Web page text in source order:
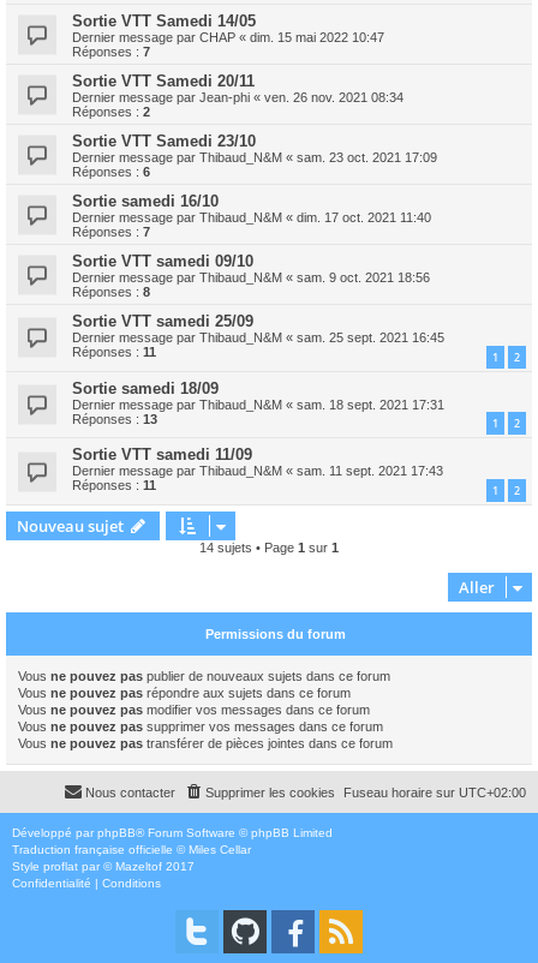
Sortie VTT Samedi 14/05
Dernier message par CHAP « dim. 15 mai 2022 10:47
Réponses : 7
Sortie VTT Samedi 20/11
Dernier message par Jean-phi « ven. 26 nov. 2021 08:34
Réponses : 2
Sortie VTT Samedi 23/10
Dernier message par Thibaud_N&M « sam. 23 oct. 2021 17:09
Réponses : 6
Sortie samedi 16/10
Dernier message par Thibaud_N&M « dim. 17 oct. 2021 11:40
Réponses : 7
Sortie VTT samedi 09/10
Dernier message par Thibaud_N&M « sam. 9 oct. 2021 18:56
Réponses : 8
Sortie VTT samedi 25/09
Dernier message par Thibaud_N&M « sam. 25 sept. 2021 16:45
Réponses : 11 1 2
Sortie samedi 18/09
Dernier message par Thibaud_N&M « sam. 18 sept. 2021 17:31
Réponses : 13 1 2
Sortie VTT samedi 11/09
Dernier message par Thibaud_N&M « sam. 11 sept. 2021 17:43
Réponses : 11 1 2
Nouveau sujet
14 sujets • Page 1 sur 1
Aller
Permissions du forum
Vous ne pouvez pas publier de nouveaux sujets dans ce forum
Vous ne pouvez pas répondre aux sujets dans ce forum
Vous ne pouvez pas modifier vos messages dans ce forum
Vous ne pouvez pas supprimer vos messages dans ce forum
Vous ne pouvez pas transférer de pièces jointes dans ce forum
Fuseau horaire sur UTC+02:00
Supprimer les cookies
Nous contacter
Développé par phpBB® Forum Software © phpBB Limited
Traduction française officielle ©Miles Cellar
Style proflat par ©Mazeltof 2017
Confidentialité | Conditions